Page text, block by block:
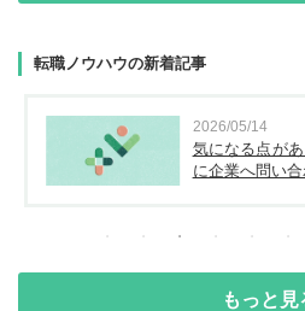
転職ノウハウの新着記事
2026/05/14
気になる点が
に企業へ問い合
もっと見